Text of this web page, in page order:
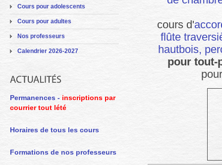
Cours pour adolescents
Cours pour adultes
Nos professeurs
Calendrier 2026-2027
Permanences - inscriptions par
courrier tout lété
Horaires de tous les cours
Formations de nos professeurs
cours d'
flûte
hautbois,
pour tout-